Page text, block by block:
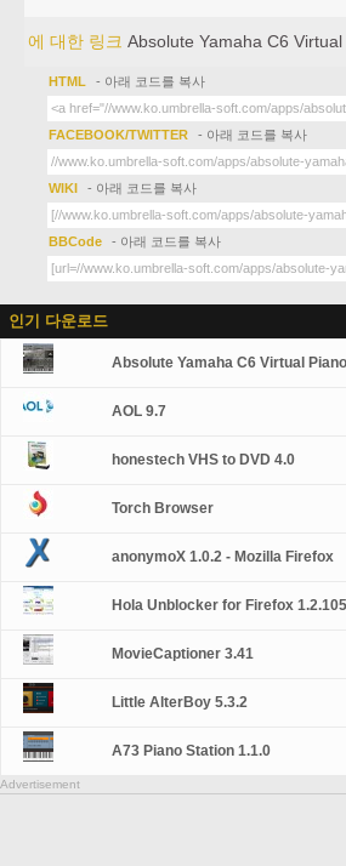
에 대한 링크Absolute Yamaha C6
HTML - 아래 코드를 복사
FACEBOOK/TWITTER - 아래 코드를 복사
WIKI - 아래 코드를 복사
BBCode - 아래 코드를 복사
인기 다운로드
Absolute Yamaha C6 Virtual
AOL 9.7
honestech VHS to DVD 4.0
Torch Browser
anonymoX 1.0.2 - Mozilla Firefox
Hola Unblocker for Firefox 1.2.105
MovieCaptioner 3.41
Little AlterBoy 5.3.2
A73 Piano Station 1.1.0
Advertisement